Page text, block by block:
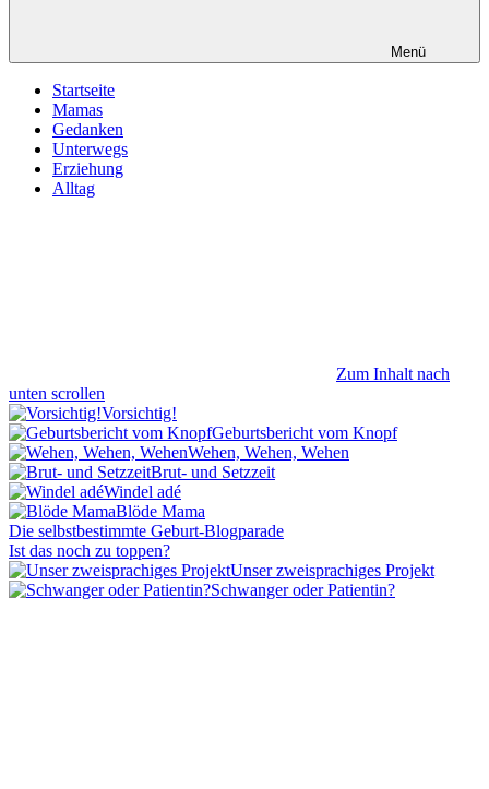
Menü
Startseite
Mamas
Gedanken
Unterwegs
Erziehung
Alltag
Zum Inhalt nach
unten scrollen
Vorsichtig!
Geburtsbericht vom Knopf
Wehen, Wehen, Wehen
Brut- und Setzzeit
Windel adé
Blöde Mama
Die selbstbestimmte Geburt-Blogparade
Ist das noch zu toppen?
Unser zweisprachiges Projekt
Schwanger oder Patientin?